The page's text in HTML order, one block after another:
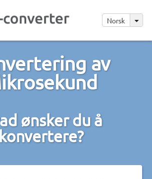
Norsk
av
ønsker du å
konvertere?